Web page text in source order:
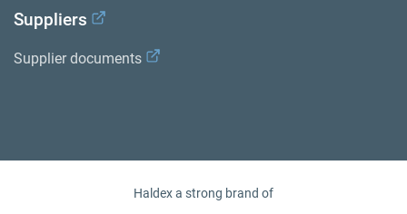
Suppliers
Supplier documents
Haldex a strong brand of